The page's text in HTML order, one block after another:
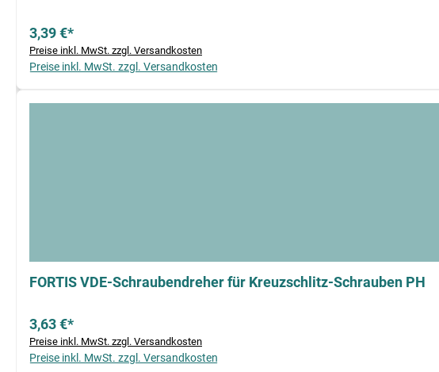
3,39 €*
Preise inkl. MwSt. zzgl. Versandkosten
Preise inkl. MwSt. zzgl. Versandkosten
FORTIS VDE-Schraubendreher für Kreuzschlitz-Schrauben PH
3,63 €*
Preise inkl. MwSt. zzgl. Versandkosten
Preise inkl. MwSt. zzgl. Versandkosten